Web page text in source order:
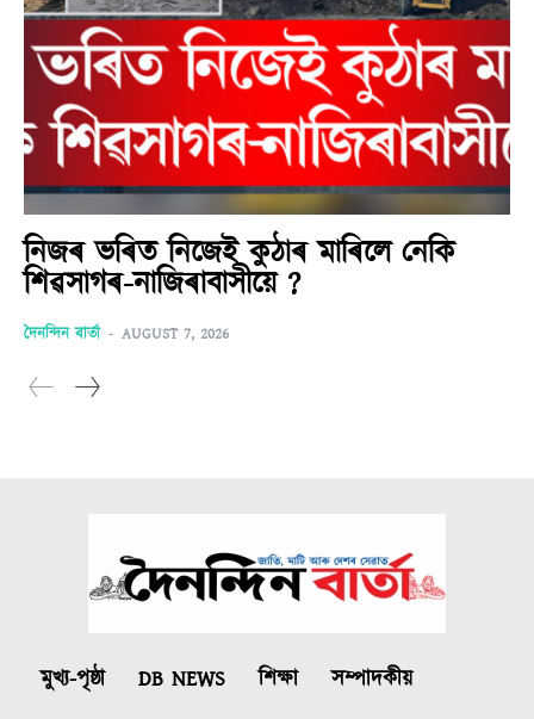
নিজৰ ভৰিত নিজেই কুঠাৰ মাৰিলে নেকি
শিৱসাগৰ-নাজিৰাবাসীয়ে ?
দৈনন্দিন বাৰ্তা - AUGUST 7, 2026
মুখ্য-পৃষ্ঠা DB NEWS শিক্ষা সম্পাদকীয়